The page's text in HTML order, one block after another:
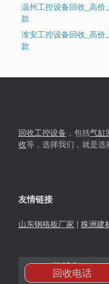
温州工控设备回收_高
款
淮安工控设备回收_高
款
回收电话
回收工控设备 ，包括气缸
收等，选择我们，就是选
友情链接
山东钢格板厂家 | 株洲建
湘ICP备